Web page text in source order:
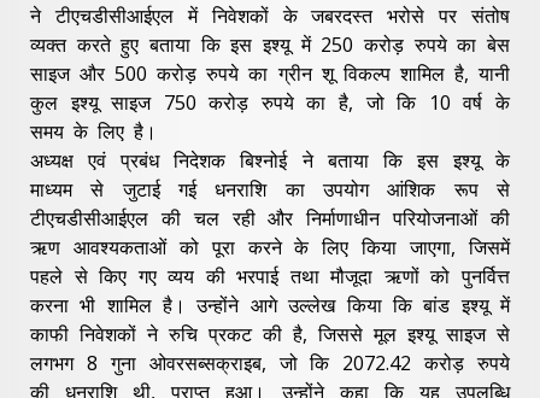
ने टीएचडीसीआईएल में निवेशकों के जबरदस्त भरोसे पर संतोष
व्यक्त करते हुए बताया कि इस इश्यू में 250 करोड़ रुपये का बेस
साइज और 500 करोड़ रुपये का ग्रीन शू विकल्प शामिल है, यानी
कुल इश्यू साइज 750 करोड़ रुपये का है, जो कि 10 वर्ष के
समय के लिए है।
अध्यक्ष एवं प्रबंध निदेशक बिश्नोई ने बताया कि इस इश्यू के
माध्यम से जुटाई गई धनराशि का उपयोग आंशिक रूप से
टीएचडीसीआईएल की चल रही और निर्माणाधीन परियोजनाओं की
ऋण आवश्यकताओं को पूरा करने के लिए किया जाएगा, जिसमें
पहले से किए गए व्यय की भरपाई तथा मौजूदा ऋणों को पुनर्वित्त
करना भी शामिल है। उन्होंने आगे उल्लेख किया कि बांड इश्यू में
काफी निवेशकों ने रुचि प्रकट की है, जिससे मूल इश्यू साइज से
लगभग 8 गुना ओवरसब्सक्राइब, जो कि 2072.42 करोड़ रुपये
की धनराशि थी, प्राप्‍त हुआ। उन्होंने कहा कि यह उपलब्धि